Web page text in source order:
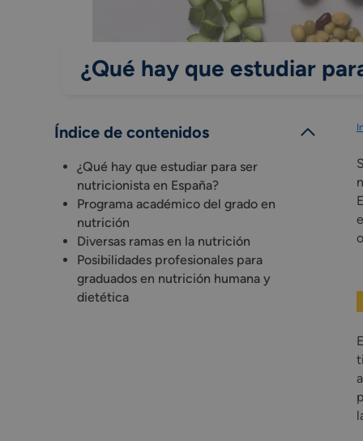
¿Qué hay que estudiar
Índice de contenidos
¿Qué hay que estudiar para ser
nutricionista en España?
Programa académico del grado en
nutrición
Diversas ramas en la nutrición
Posibilidades profesionales para
graduados en nutrición humana y
dietética